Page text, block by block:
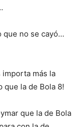
que no se cayó…
más la
que la de Bola 8!
que la de Bola